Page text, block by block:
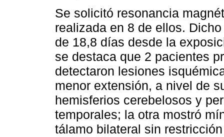
Se solicitó resonancia
realizada en 8 de ellos.
de 18,8 días desde la
se destaca que 2 pacientes
detectaron lesiones
menor extensión, a nivel de
hemisferios cerebelosos y
temporales; la otra mostró
tálamo bilateral sin